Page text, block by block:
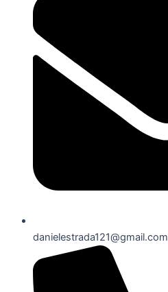
danielestrada121@gmail.com